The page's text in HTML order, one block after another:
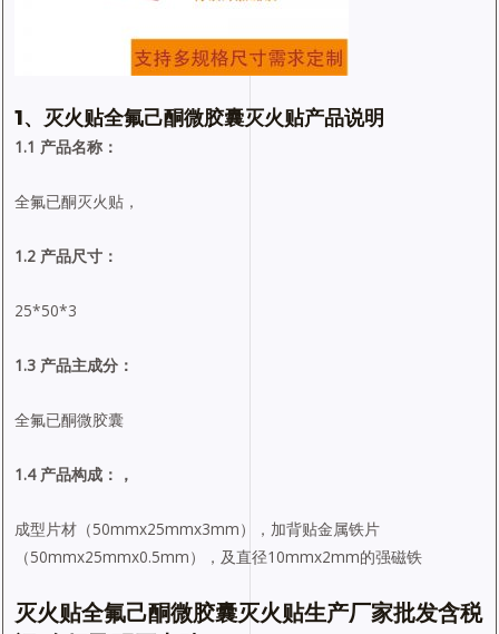
1、灭火贴全氟己酮微胶囊灭火贴产品说明
1.1 产品名称：
全氟已酮灭火贴，
1.2 产品尺寸：
25*50*3
1.3 产品主成分：
全氟已酮微胶囊
1.4 产品构成：，
成型片材（50mmx25mmx3mm），加背贴金属铁片
（50mmx25mmx0.5mm），及直径10mmx2mm的强磁铁
灭火贴全氟己酮微胶囊灭火贴生产厂家批发含税